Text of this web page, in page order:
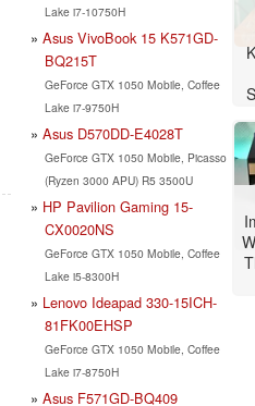
Lake i7-10750H
Asus VivoBook 15 K571GD-
BQ215T
GeForce GTX 1050 Mobile, Coffee
Lake i7-9750H
Asus D570DD-E4028T
GeForce GTX 1050 Mobile, Picasso
(Ryzen 3000 APU) R5 3500U
HP Pavilion Gaming 15-
CX0020NS
GeForce GTX 1050 Mobile, Coffee
Lake i5-8300H
Lenovo Ideapad 330-15ICH-
81FK00EHSP
GeForce GTX 1050 Mobile, Coffee
Lake i7-8750H
Asus F571GD-BQ409